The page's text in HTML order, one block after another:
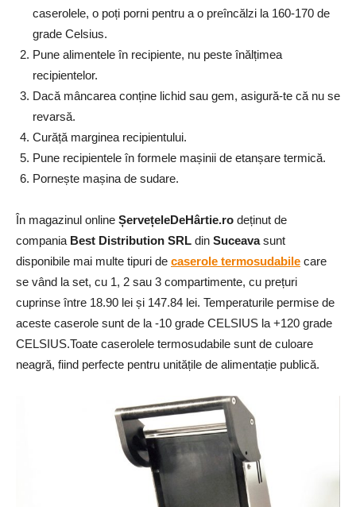
caserolele, o poți porni pentru a o preîncălzi la 160-170 de
grade Celsius.
Pune alimentele în recipiente, nu peste înălțimea
recipientelor.
Dacă mâncarea conține lichid sau gem, asigură-te că nu se
revarsă.
Curăță marginea recipientului.
Pune recipientele în formele mașinii de etanșare termică.
Pornește mașina de sudare.
În magazinul online ȘervețeleDeHârtie.ro deținut de
compania Best Distribution SRL din Suceavasunt
disponibile mai multe tipuri de caserole termosudabile care
se vând la set, cu 1, 2 sau 3 compartimente, cu prețuri
cuprinse între 18.90 lei și 147.84 lei. Temperaturile permise de
aceste caserole sunt de la -10 grade CELSIUS la +120 grade
CELSIUS.Toate caserolele termosudabile sunt de culoare
neagră, fiind perfecte pentru unitățile de alimentație publică.